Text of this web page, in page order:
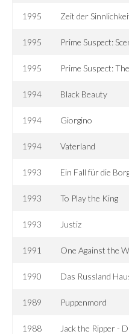
1995 Zeit der
1995 Prime Suspect:
1995 Prime Suspect:
1994 Black Beauty
1994 Giorgino
1994 Vaterland
1993 Ein Fall für die
1993 To Play the King
1993 Justiz
1991 One Against the
1990 Das Russland
1989 Puppenmord
1988 Jack the Ripper -